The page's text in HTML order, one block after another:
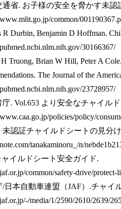
通省. お子様の安全を脅かす未認
common/
R Durbin, Benjamin D Hoffman.
30166367/
Truong, Brian W Hill, Peter A
The Journal of the
23728957/
庁. Vol.653 より安全なチャイル
policies/policy/
未認証チャイルドシートの見分
tanakaminoru_/n/
ャイルドシート安全ガイド.
common/safety-drive/protect-
/日本自動車連盟（JAF）.チャイ
media/1/2590/2610/2639/